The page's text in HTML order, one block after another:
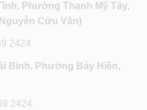
Phường Thạnh Mỹ Tây,
Cửu Vân)
2424
Bình, Phường Bảy Hiền,
2424